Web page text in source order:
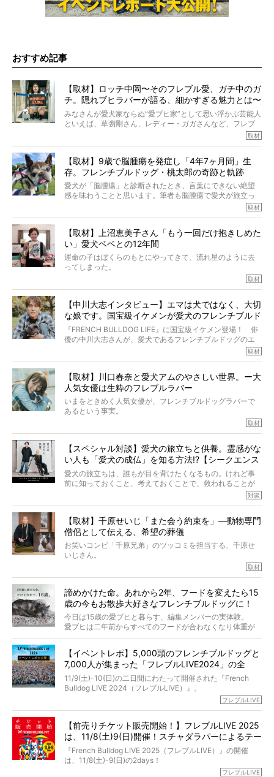
おすすめ記事
【取材】ロッチ中岡〜そのフレブル愛、ガチ中のガ
チ。隠れブヒラバーが語る、細かすぎる魅力とは〜
【前編】
みなさんが愛犬家ならぬ“愛ブヒ家”として思い浮かぶ芸能人
といえば、草彅剛さん、レディー・ガガさんなど、フレブ
ルを飼っている方が多いと思います。が、ロッチ中岡さん
んのインスタグラムを覗くと、たくさんのフレブルアカウ
ントがフォローされていて、わが『FRENCH BULLDOG
LIFE』モデルのnicoやトーラスも、その中の一頭。
そんな中岡さんに、フレブルの魅力を語っていただきまし
た。そのブヒ愛っぷりは、思ってた以上！ ガチ中のガチ
取材
【取材】9歳で脳腫瘍を発症し「4年7ヶ月間」生
存。フレンチブルドッグ・桃太郎の奇跡と軌跡
愛犬が「脳腫瘍」と診断されたとき、言葉にできない絶望
感を味わうことと思います。筆者も脳腫瘍で愛犬が旅立っ
たひとり。だからこそ、どれほど厄介で困難な病気かを理
ところが、フレンチブルドッグの桃太郎は9歳で脳腫瘍を発
症し、なんと4年7ヶ月間も生き抜いたのです。旅立ったと
きの年齢は13歳と11ヶ月、レジェンド級のレジェンドでし
た。さらには、治療後3年間は一度も発作が起きなかったと
いいます。
この事実はフレンチブルドッグだけでなく、脳腫瘍と闘う
太郎のオーナーである佐藤さんご夫婦に、治療の選択やケ
アについて詳しくお話しをうかがいました。
取材
【取材】上沼恵美子さん「もう一回だけ抱きしめた
い」愛犬ベベとの12年間
運命の子はぼくらのもとにやってきて、流れ星のように去
ってしまった。
り添いたいと思う。
その悲しみをいますぐ解消することはできないが、話をき
いて、泣いたり笑ったりするのもいいだろう。
こんな子だった、こんなにいい子だった、ほんとうに愛し
ていたと。
ぼくらは上沼恵美子さんのご自宅へ伺って、お話をきこう
と思った。
取材
【中川大志インタビュー】エマは犬ではなく、大切
な娘です。国宝級イケメンが愛犬のフレンチブルド
ッグと一緒に登場
『FRENCH BULLDOG LIFE』に国宝級イケメン登場！ 俳
優の中川大志さんが、愛犬であるフレンチブルドッグのエ
マちゃん（2歳の女の子）にメロメロとの情報を聞きつけ、
カエピソードが次から次へと飛び出しました。
取材
【取材】川口春奈と愛犬アムのやさしい世界。ー大
人気女優は生粋のフレブルラバー
いまをときめく人気女優が、フレンチブルドッグラバーで
あるという事実。
とりを目の当たりにするほどに、そのフレンチブルドッグ
愛がわたしたちのそれとまったく同じであることに、なん
だかうれしくなってしまったのでした。
春奈さんとアムちゃんのすてきな暮らしを、BUHI編集長の
小西がいつくしみながら、切り取らせていただきます。
取材
【スペシャル対談】愛犬の旅立ちと供養。霊感がな
い人も「愛犬の成仏」を知る方法!?【シークエンス
はやとも×PELI】
愛犬の旅立ちは、誰もが目を背けたくなるもの。けれど事
前に知っておくこと、考えておくことで、救われることが
力をもつお笑い芸人「シークエンスはやとも」さんに、愛
犬の旅立ちや供養についてインタビュー。
インタビュアー兼対談相手は、大の犬好きで心霊分野の知
識にも長けているPELIさん。
「愛犬が旅立ったあと、ベッドやおもちゃはどうすればい
くれる？」
さらには、霊感がない人でも愛犬が成仏したことを知る方
法まで。
お笑い芸人だからこそ暗くなりすぎない、むしろ心がスッ
と軽くなる。
永久保存版のスペシャル対談です！
対談
【取材】千原せいじ「また会う約束を」―動物専門
僧侶として伝える、希望の葬儀
お笑いコンビ「千原兄弟」のツッコミを担当する、千原せ
いじさん。
た。
僧侶としての名は「靖賢（せいけん）」。
当時54歳という年齢にして、なぜ動物専門僧侶という道を
選んだのか。
また、愛犬の旅立ちとどのように向き合うべきなのか。
た。
取材
諦めかけた命。あれから2年、フードを変えたら15
歳の今もお散歩大好きなフレンチブルドッグに！
今日は15歳の愛ブヒと暮らす、編集メンバーの実体験。
愛ブヒは二年前からすべてのフードが合わなくなり体重が
激減。検査をしても異常はなく「年齢のせいですね…」と言
もう諦めるしかないのかな…そんなとき、我が家に届いたの
が「THE fu-do(ザ・フード)」の試食品でした。
そして「THE fu-do(ザ・フード)」を食べつづけて二年、愛
ブヒは15歳になり、今も元気にお散歩をしています。
今回は、二年前の絶望から今までを包み隠さず、時系列で
【イベントレポ】5,000頭のフレンチブルドッグと
7,000人が集まった「フレブルLIVE2024」の全
貌！
11/9(土)-10(日)の二日間にわたって開催された『French
Bulldog LIVE 2024（フレブルLIVE）』。
今年はのべ5,000頭のフレンチブルドッグと7,000人のフレ
day1の司会はフレブルラバーのロッチさん。day2の音楽フ
ェスには世代ど真ん中のPUFFYが出演するなど、例年以上
に豪華なラインナップ。
北は北海道、南は鹿児島県から。全国のフレンチブルドッ
グが一堂に会した「フレブルLIVE2024」の模様を、詳しく
フレブルLIVE
【前売りチケット販売開始！】フレブルLIVE 2025
は、11/8(土)9(日)開催！スチャダラパーによるテー
マソング制作も決定
『French Bulldog LIVE 2025（フレブルLIVE）』の開催
は、11/8(土)-9(日)の2days！
お得な前売りチケット、いよいよ販売スタートです！フレブルLIVE